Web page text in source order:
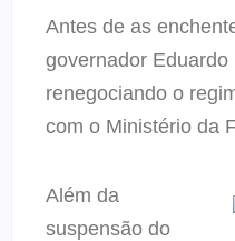
Antes de as
governador Eduardo
renegociando o
com o Ministério da
Além da
suspensão do